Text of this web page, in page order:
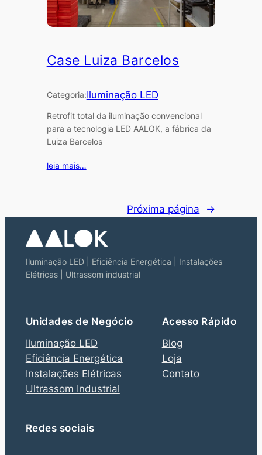
Case Luiza Barcelos
Categoria:Iluminação LED
Retrofit total da iluminação convencional
para a tecnologia LED AALOK, a fábrica da
Luiza Barcelos
leia mais…
Próxima página →
Iluminação LED | Eficiência Energética | Instalações
Elétricas | Ultrassom industrial
Unidades de Negócio
Iluminação LED
Eficiência Energética
Instalações Elétricas
Ultrassom Industrial
Acesso Rápido
Blog
Loja
Contato
Redes sociais